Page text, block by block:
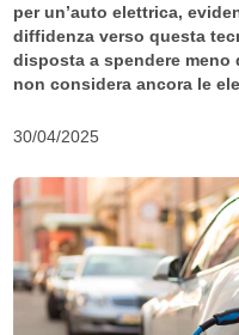
per un’auto elettrica,
diffidenza verso questa
disposta a spendere meno
non considera ancora le
30/04/2025